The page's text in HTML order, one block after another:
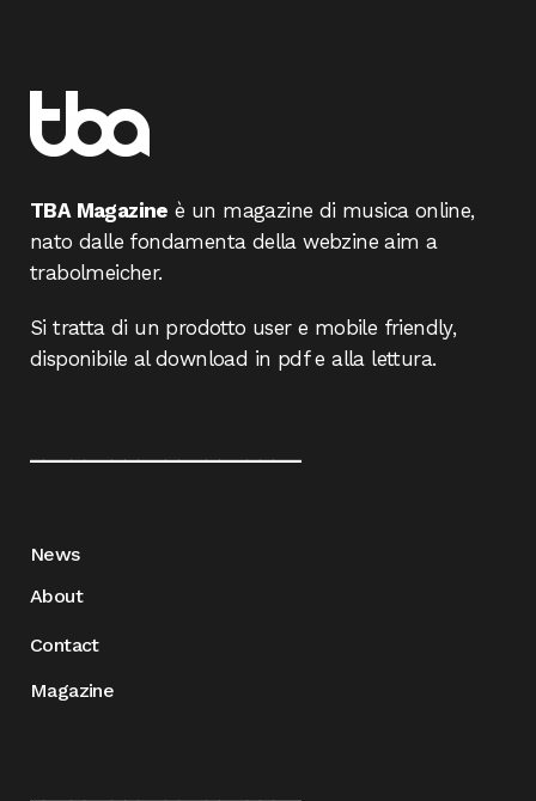
TBA Magazine è un magazine di musica online,
nato dalle fondamenta della webzine aim a
trabolmeicher.
Si tratta di un prodotto user e mobile friendly,
disponibile al download in pdf e alla lettura.
News
About
Contact
Magazine